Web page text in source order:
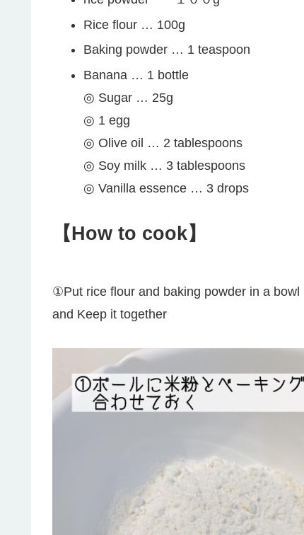
Rice flour … 100g
Baking powder … 1 teaspoon
Banana … 1 bottle
◎ Sugar … 25g
◎ 1 egg
◎ Olive oil … 2 tablespoons
◎ Soy milk … 3 tablespoons
◎ Vanilla essence … 3 drops
【How to cook】
①Put rice flour and baking powder in a bowl
and Keep it together